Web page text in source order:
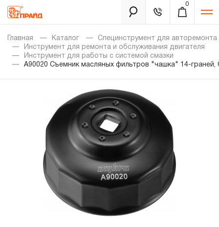
0
Каталог
Золотая лихорадка
Распродажа
Уцененный товар
Новости
Забыли пароль?
Главная Каталог
Специнструмент для авторемонта
Инструмент для ремонта и обслуживания двигателя
Инструмент для работы с системой смазки
A90020 Съемник масляных фильтров "чашка" 14-граней,